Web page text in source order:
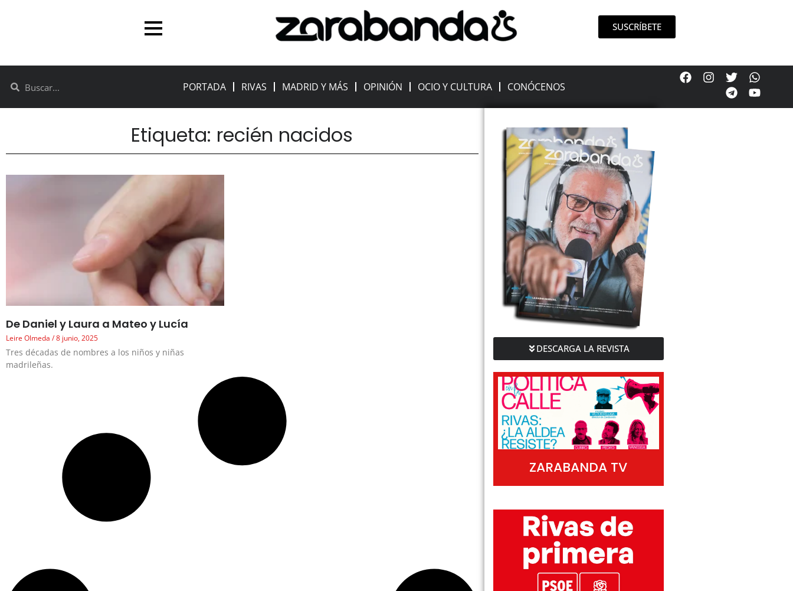
SUSCRÍBETE
PORTADA RIVAS MADRID Y MÁS OPINIÓN OCIO Y CULTURA CONÓCENOS
Etiqueta: recién nacidos
De Daniel y Laura a Mateo y Lucía
Leire Olmeda 8 junio, 2025
Tres décadas de nombres a los niños y niñas
madrileñas.
DESCARGA LA REVISTA
ZARABANDA TV